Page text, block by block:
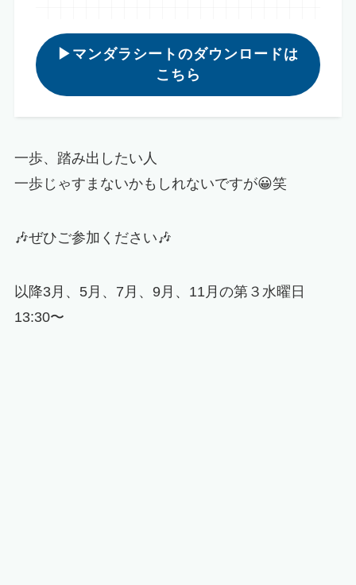
▶︎マンダラシートのダウンロードは
こちら
一歩、踏み出したい人
一歩じゃすまないかもしれないですが😀笑
🎶ぜひご参加ください🎶
以降3月、5月、7月、9月、11月の第３水曜日
13:30〜